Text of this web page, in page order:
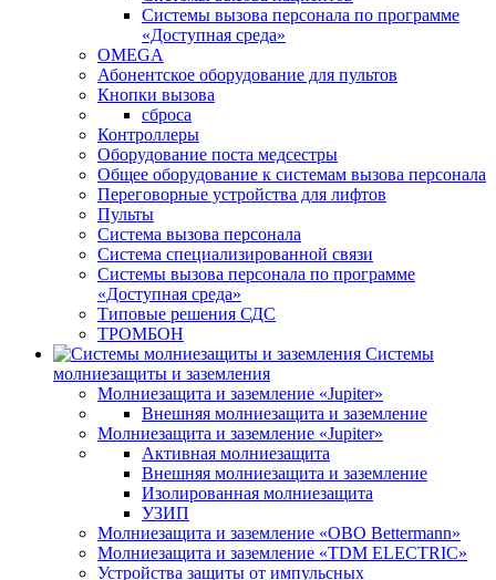
Системы вызова персонала по программе
«Доступная среда»
OMEGA
Абонентское оборудование для пультов
Кнопки вызова
сброса
Контроллеры
Оборудование поста медсестры
Общее оборудование к системам вызова персонала
Переговорные устройства для лифтов
Пульты
Система вызова персонала
Система специализированной связи
Системы вызова персонала по программе
«Доступная среда»
Типовые решения СДС
ТРОМБОН
Системы
молниезащиты и заземления
Молниезащита и заземление «Jupiter»
Внешняя молниезащита и заземление
Молниезащита и заземление «Jupiter»
Активная молниезащита
Внешняя молниезащита и заземление
Изолированная молниезащита
УЗИП
Молниезащита и заземление «OBO Bettermann»
Молниезащита и заземление «TDM ЕLECTRIC»
Устройства защиты от импульсных